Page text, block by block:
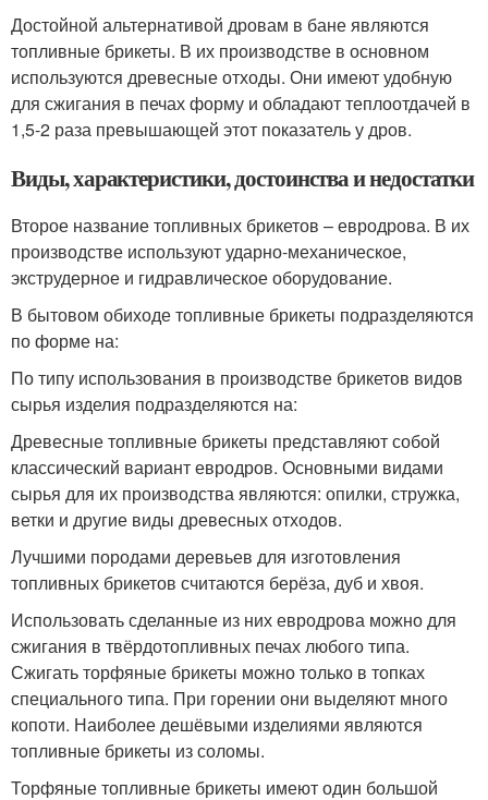
Достойной альтернативой дровам в бане являются
топливные брикеты. В их производстве в основном
используются древесные отходы. Они имеют удобную
для сжигания в печах форму и обладают теплоотдачей в
1,5-2 раза превышающей этот показатель у дров.
Виды, характеристики, достоинства и недостатки
Второе название топливных брикетов – евродрова. В их
производстве используют ударно-механическое,
экструдерное и гидравлическое оборудование.
В бытовом обиходе топливные брикеты подразделяются
по форме на:
По типу использования в производстве брикетов видов
сырья изделия подразделяются на:
Древесные топливные брикеты представляют собой
классический вариант евродров. Основными видами
сырья для их производства являются: опилки, стружка,
ветки и другие виды древесных отходов.
Лучшими породами деревьев для изготовления
топливных брикетов считаются берёза, дуб и хвоя.
Использовать сделанные из них евродрова можно для
сжигания в твёрдотопливных печах любого типа.
Сжигать торфяные брикеты можно только в топках
специального типа. При горении они выделяют много
копоти. Наиболее дешёвыми изделиями являются
топливные брикеты из соломы.
Торфяные топливные брикеты имеют один большой